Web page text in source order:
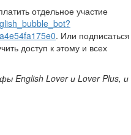
отдельное участие
. Или подписаться
доступ к этому и всех
English Lover и Lover Plus, и